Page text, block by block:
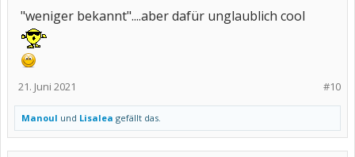
"weniger bekannt"....aber dafür unglaublich cool
#10
21. Juni 2021
Manoul und Lisalea gefällt das.